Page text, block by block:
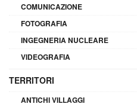
COMUNICAZIONE
FOTOGRAFIA
INGEGNERIA NUCLEARE
VIDEOGRAFIA
TERRITORI
ANTICHI VILLAGGI